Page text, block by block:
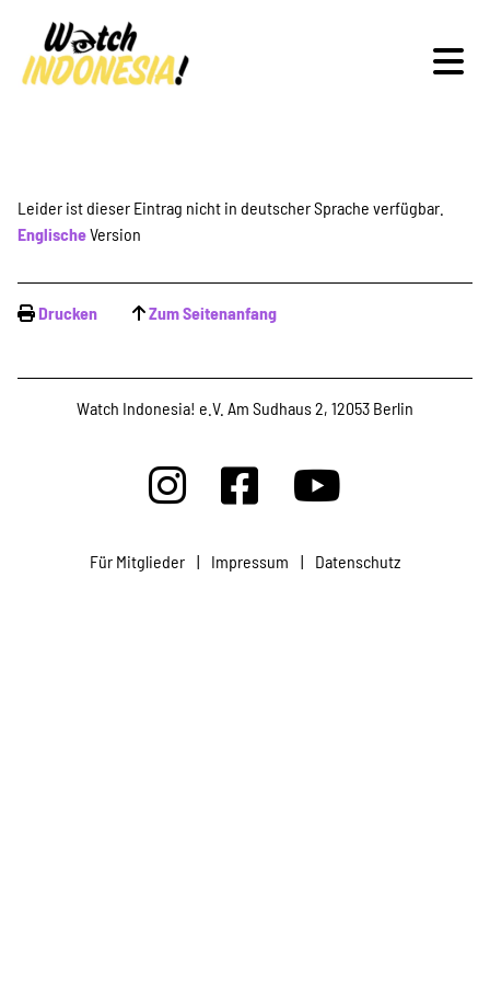
Schwerpunkte
Veranstaltungen
Publikationen
Projekte
Leider ist dieser Eintrag nicht in deutscher Sprache verfügbar.
EnglischeVersion
Drucken Zum Seitenanfang
Watch Indonesia! e.V. Am Sudhaus 2, 12053 Berlin
Für Mitglieder | Impressum | Datenschutz